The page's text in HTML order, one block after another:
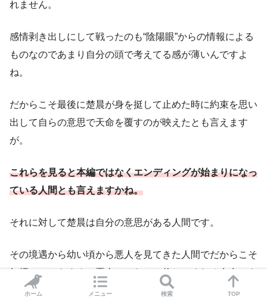
れません。
感情剥き出しにして戦ったのも“陰陽眼”からの情報による
ものなのであまり自分の頭で考えてる感が薄いんですよ
ね。
だからこそ最後に楚晨が身を挺して止めた時に約束を思い
出して自らの意思で天命を覆すのが映えたとも言えます
が。
これらを見ると本編ではなくエンディングが始まりになっ
ている人間とも言えますかね。
それに対して楚晨は自分の意思がある人間です。
その境遇から幼い頃から悪人を見てきた人間でだからこそ
無煙のことをすぐに悪人ではないと信じてくれる存在でも
ありました。
ホーム メニュー 検索 TOP